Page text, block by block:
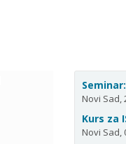
Novi Sad,
Kurs za
Novi Sad,